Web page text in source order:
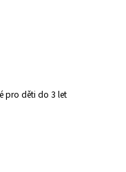
pro děti do 3 let